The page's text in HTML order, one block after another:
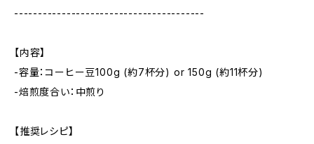
----------------------------------------
【内容】
-容量：コーヒー豆100g (約7杯分) or 150g (約11杯分)
-焙煎度合い：中煎り
【推奨レシピ】